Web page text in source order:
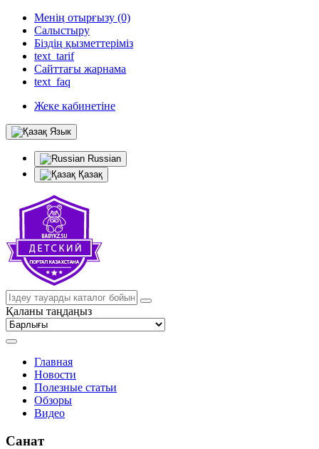
Менің отырғызу (0)
Салыстыру
Біздің қызметтеріміз
text_tarif
Сайттағы жарнама
text_faq
Жеке кабинетіне
Язык
Russian
Қазақ
Қаланы таңдаңыз
Главная
Новости
Полезные статьи
Обзоры
Видео
Санат